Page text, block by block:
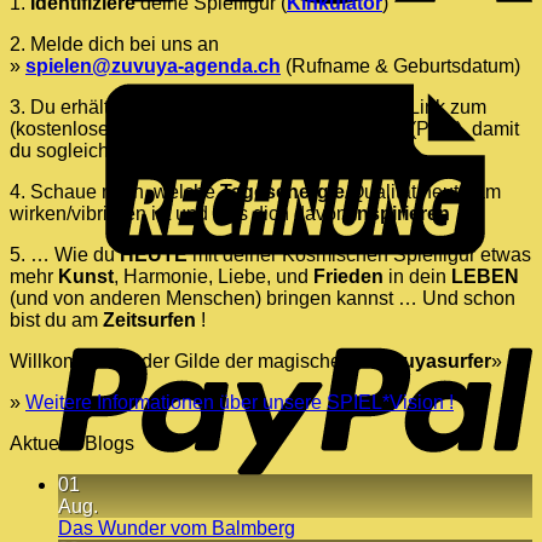
2. Melde dich bei uns an
» spielen@zuvuya-agenda.ch (Rufname & Geburtsdatum)
3. Du erhältst eine
mit dem Link zum
(kostenlosen) «
» (PDF), damit
du sogleich mitspielen kannst.
4. Schaue nach, welcheTagesenergie/Qualität heute am
wirken/vibrieren ist und lass dich davon inspirieren …
5. … Wie duHEUTEmit deiner Kosmischen Spielfigur etwas
mehr Kunst, Harmonie, Liebe, und Frieden in dein LEBEN
(und von anderen Menschen) bringen kannst … Und schon
bist du am Zeitsurfen !
Willkommen in der Gilde der magischen «
Zuvuyasurfer» 🙂
» Weitere Informationen über unsere SPIEL*Vision !
Aktuelle Blogs
01
Aug.
Das Wunder vom Balmberg